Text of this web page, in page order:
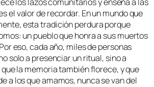
el valor de recordar. En un mundo que
esta tradición perdura porque
un pueblo que honra a sus muertos
eso, cada año, miles de personas
solo a presenciar un ritual, sino a
la memoria también florece, y que
a los que amamos, nunca se van del